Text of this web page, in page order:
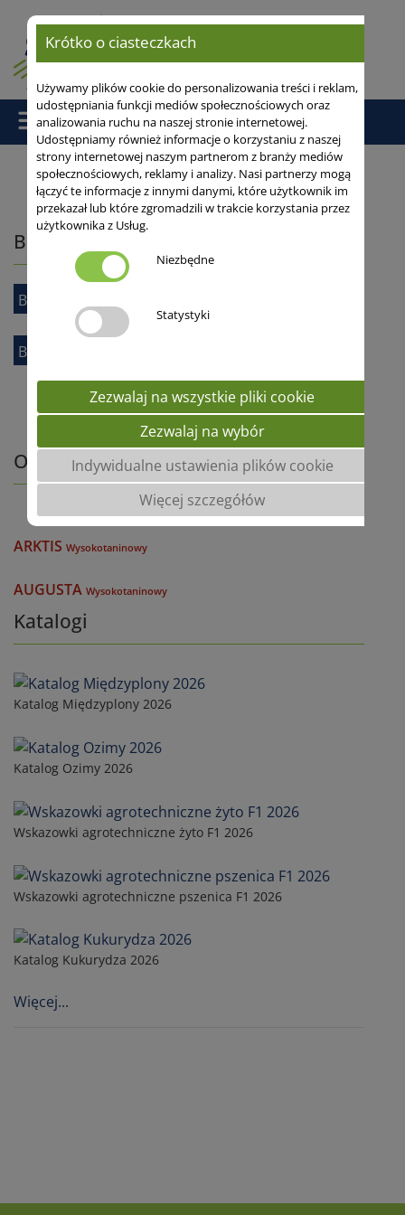
Strona główna/Bobowate/ Bobik
Katalogi
Katalog Międzyplony 2026
Katalog Ozimy 2026
Wskazowki agrotechniczne żyto F1 2026
Wskazowki agrotechniczne pszenica F1 2026
Katalog Kukurydza 2026
Więcej...
Bobik
Bobik jary
Bobik zimujący
Odmiany Bobik
ARKTIS Wysokotaninowy
AUGUSTA Wysokotaninowy
Krótko o ciasteczkach
Używamy plików cookie do personalizowania treści i reklam,
udostępniania funkcji mediów społecznościowych oraz
analizowania ruchu na naszej stronie internetowej.
Udostępniamy również informacje o korzystaniu z naszej
strony internetowej naszym partnerom z branży mediów
społecznościowych, reklamy i analizy. Nasi partnerzy mogą
łączyć te informacje z innymi danymi, które użytkownik im
przekazał lub które zgromadzili w trakcie korzystania przez
użytkownika z Usług.
Niezbędne
Statystyki
Zezwalaj na wszystkie pliki cookie
Zezwalaj na wybór
Indywidualne ustawienia plików cookie
Więcej szczegółów